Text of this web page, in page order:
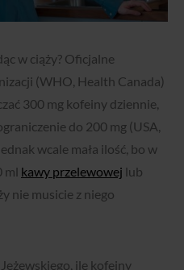
w ciąży? Oficjalne
(WHO, Health Canada)
300 mg kofeiny dziennie,
do 200 mg (USA,
wcale mała ilość, bo w
ml kawy przelewowej lub
nie musicie z niego
ile kofeiny